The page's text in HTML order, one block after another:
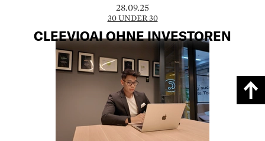
28.09.25
30 UNDER 30
CLEEVIOAI OHNE INVESTOREN